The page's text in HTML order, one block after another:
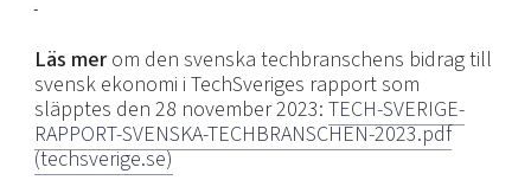
Läs merom den svenska techbranschens bidrag till
svensk ekonomi i TechSveriges rapport som
släpptes den 28 november 2023: TECH-SVERIGE-
RAPPORT-SVENSKA-TECHBRANSCHEN-2023.pdf
(techsverige.se)